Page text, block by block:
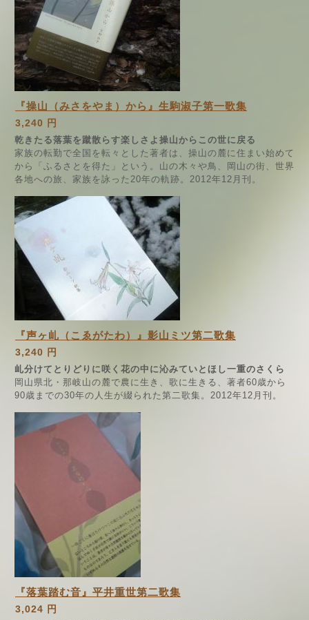
『操山（みさをやま）から』生駒淑子第一歌集
3,240 円
乾きたる落葉を蹴散らす楽しさよ操山からこの世に戻る
家族の転勤で全国を転々とした著者は、操山の麓に住まい始めて
から「ふるさとを得た」という。山の木々や鳥、岡山の街、世界
各地への旅、家族を詠った20年の軌跡。2012年12月刊。
『声ヶ乢（こゑがたわ）』影山ミツ第二歌集
3,240 円
乢分けてとりどりに咲く花の中に沁みていとほし一重のさくら
岡山県北・那岐山の麓で農に生き、歌に生きる、著者60歳から
90歳までの30年の人生が綴られた第二歌集。2012年12月刊。
『落葉踏む音』平井重世第二歌集
3,024 円